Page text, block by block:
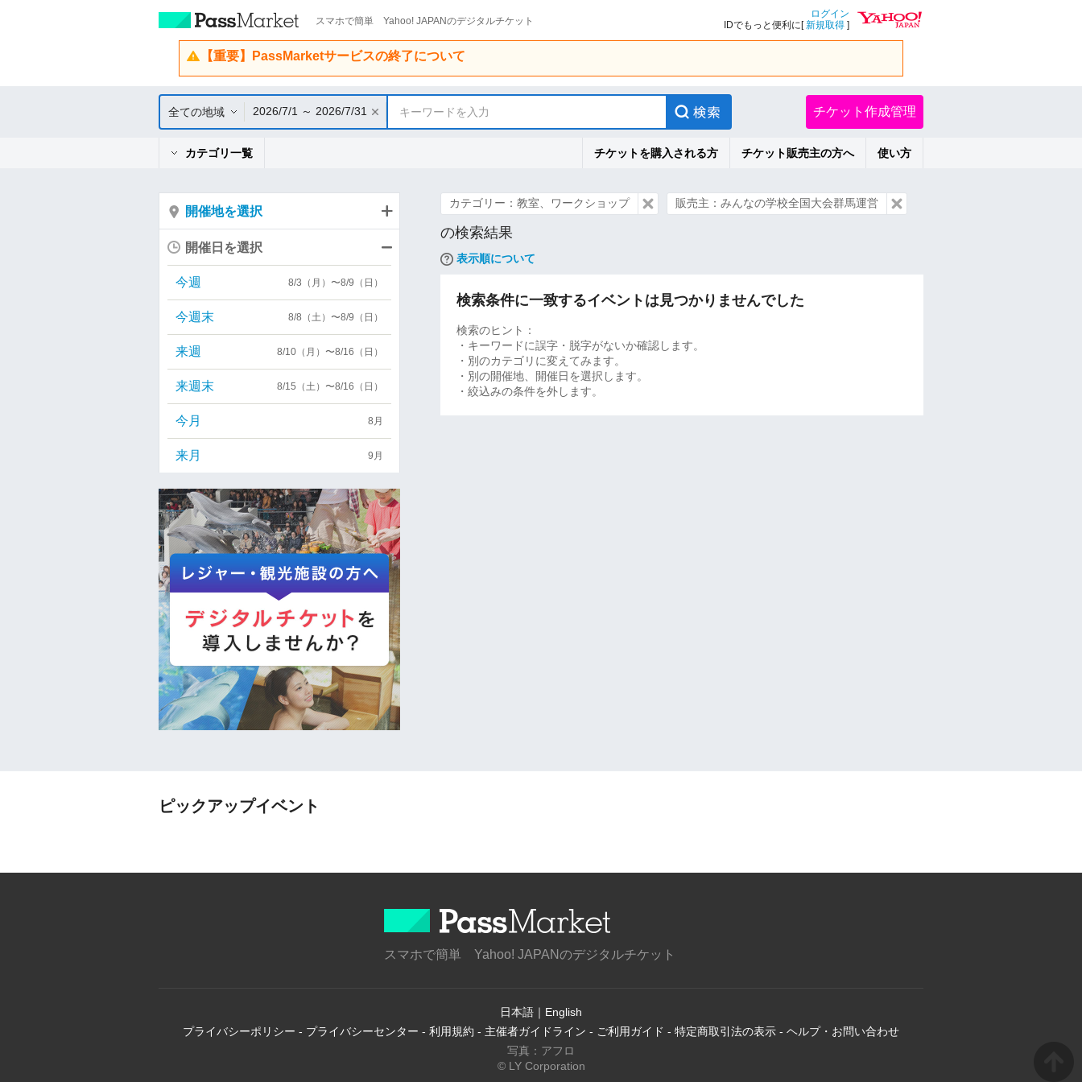
スマホで簡単 Yahoo! JAPANのデジタルチケット
ログイン
IDでもっと便利に[新規取得 ]
【重要】PassMarketサービスの終了について
全ての地域 2026/7/1 ～ 2026/7/31 キーワードを入力 チケット作成管理
カテゴリ一覧 チケットを購入される方 チケット販売主の方へ 使い方
カテゴリー：教室、ワークショップ 販売主：みんなの学校全国大会群馬運営
の検索結果
表示順について
検索条件に一致するイベントは見つかりませんでした
検索のヒント：
・キーワードに誤字・脱字がないか確認します。
・別のカテゴリに変えてみます。
・別の開催地、開催日を選択します。
・絞込みの条件を外します。
開催地を選択
開催日を選択
今週 8/3（月）〜8/9（日）
今週末 8/8（土）〜8/9（日）
来週 8/10（月）〜8/16（日）
来週末 8/15（土）〜8/16（日）
今月 8月
来月 9月
ピックアップイベント
スマホで簡単 Yahoo! JAPANのデジタルチケット
日本語 ｜ English
プライバシーポリシー - プライバシーセンター - 利用規約 - 主催者ガイドライン - ご利用ガイド - 特定商取引法の表示 - ヘルプ・お問い合わせ
写真：アフロ
© LY Corporation